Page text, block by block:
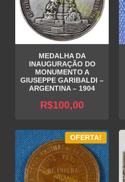
MEDALHA DA
INAUGURAÇÃO DO
MONUMENTO A
GIUSEPPE GARIBALDI –
ARGENTINA – 1904
R$100,00
OFERTA!